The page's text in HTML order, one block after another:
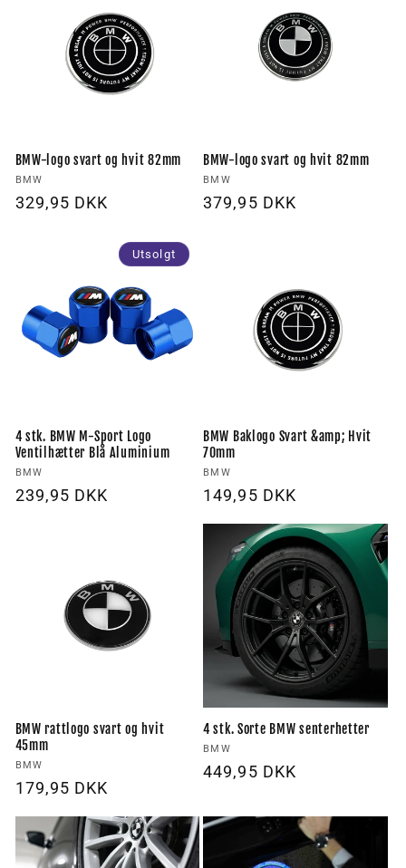
BMW-logo svart og hvit 82mm
Forhandler:
BMW
Vanlig
329,95 DKK
BMW-logo svart og hvit 82mm
Forhandler:
BMW
Vanlig
379,95 DKK
Utsolgt
4 stk. BMW M-Sport Logo
Ventilhætter Blå Aluminium
Forhandler:
BMW
Vanlig
239,95 DKK
BMW Baklogo Svart &amp; Hvit
70mm
Forhandler:
BMW
Vanlig
149,95 DKK
BMW rattlogo svart og hvit
45mm
Forhandler:
BMW
Vanlig
179,95 DKK
4 stk. Sorte BMW senterhetter
Forhandler:
BMW
Vanlig
449,95 DKK